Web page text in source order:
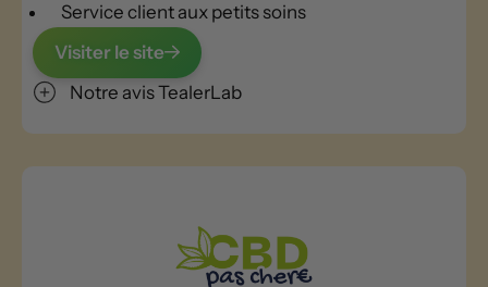
Service client aux petits soins
Visiter le site
Notre avis TealerLab